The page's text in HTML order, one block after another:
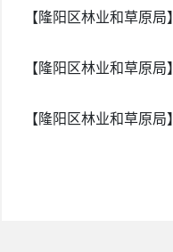
【隆阳区林业和草原局】
【隆阳区林业和草原局】
【隆阳区林业和草原局】